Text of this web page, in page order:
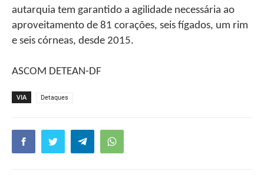
autarquia tem garantido a agilidade necessária ao
aproveitamento de 81 corações, seis fígados, um rim
e seis córneas, desde 2015.
ASCOM DETEAN-DF
VIA Detaques